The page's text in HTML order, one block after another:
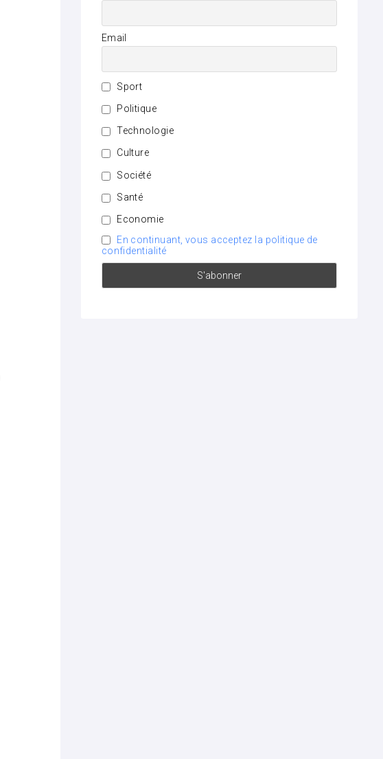
Email
Sport
Politique
Technologie
Culture
Société
Santé
Economie
En continuant, vous acceptez la politique de
confidentialité